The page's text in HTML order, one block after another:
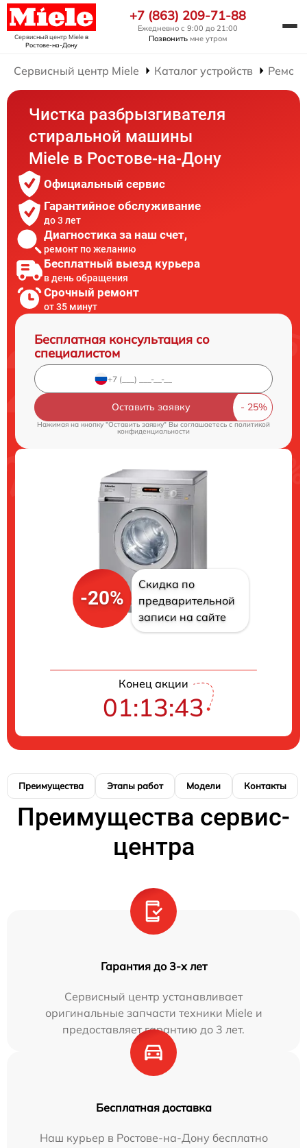
Сервисный центр Mieleв
Ростове-на-Дону
+7 (863) 209-71-88
Ежедневно с 9:00 до 21:00
Позвонить мне утром
Сервисный центр Miele Каталог устройств
Чистка разбрызгивателя
стиральной машины
Miele в Ростове-на-Дону
Официальный сервис
Гарантийное обслуживание
до 3 лет
Диагностика за наш счет,
ремонт по желанию
Бесплатный выезд курьера
в день обращения
Срочный ремонт
от 35 минут
Бесплатная консультация со
специалистом
Оставить заявку
Нажимая на кнопку "Оставить заявку" Вы соглашаетесь cполитикой
конфиденциальности
-20%
Скидка по
предварительной
записи на сайте
Конец акции
01:13:42
Преимущества Этапы работ Модели Контакты
Преимущества сервис-
центра
Гарантия до 3-х лет
Сервисный центр устанавливает
оригинальные запчасти техники Miele и
предоставляет гарантию до 3 лет.
Бесплатная доставка
Наш курьер в Ростове-на-Дону бесплатно